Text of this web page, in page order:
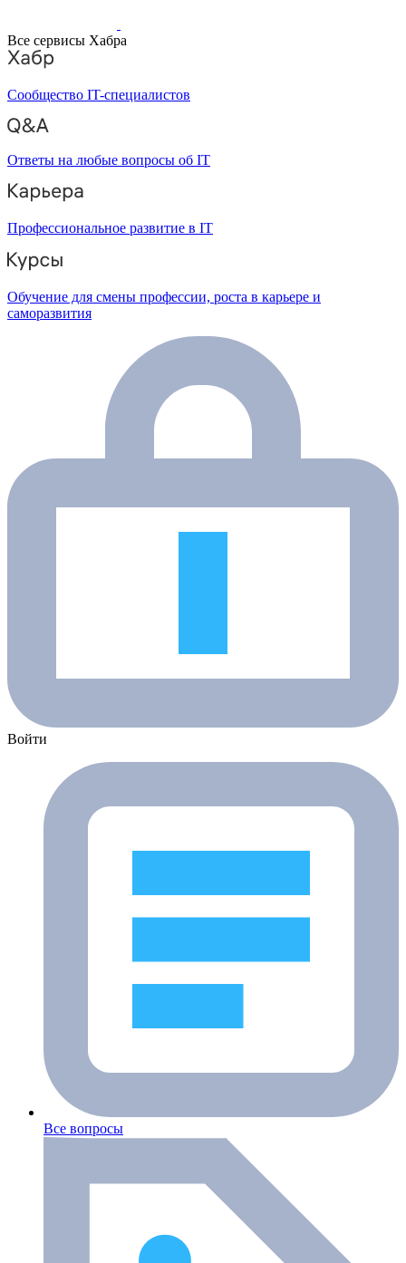
Все сервисы Хабра
Сообщество IT-специалистов
Ответы на любые вопросы об IT
Профессиональное развитие в IT
Обучение для смены профессии, роста в карьере и
саморазвития
Войти
Все вопросы